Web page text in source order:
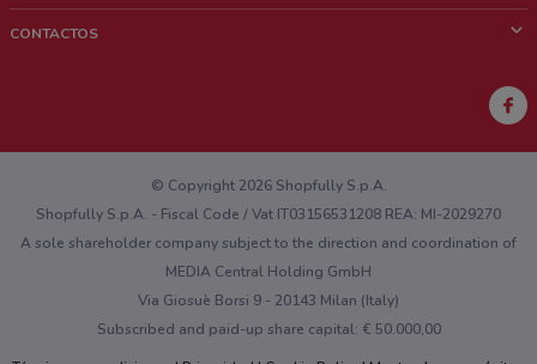
Trabaja con nosotros
Contacto comercial
CONTACTOS
¿Encontraste un problema en la web o en la aplicación?
© Copyright 2026 Shopfully S.p.A.
Shopfully S.p.A. - Fiscal Code / Vat IT03156531208 REA: MI-2029270
A sole shareholder company subject to the direction and coordination of
MEDIA Central Holding GmbH
Via Giosuè Borsi 9 - 20143 Milan (Italy)
Subscribed and paid-up share capital: € 50.000,00